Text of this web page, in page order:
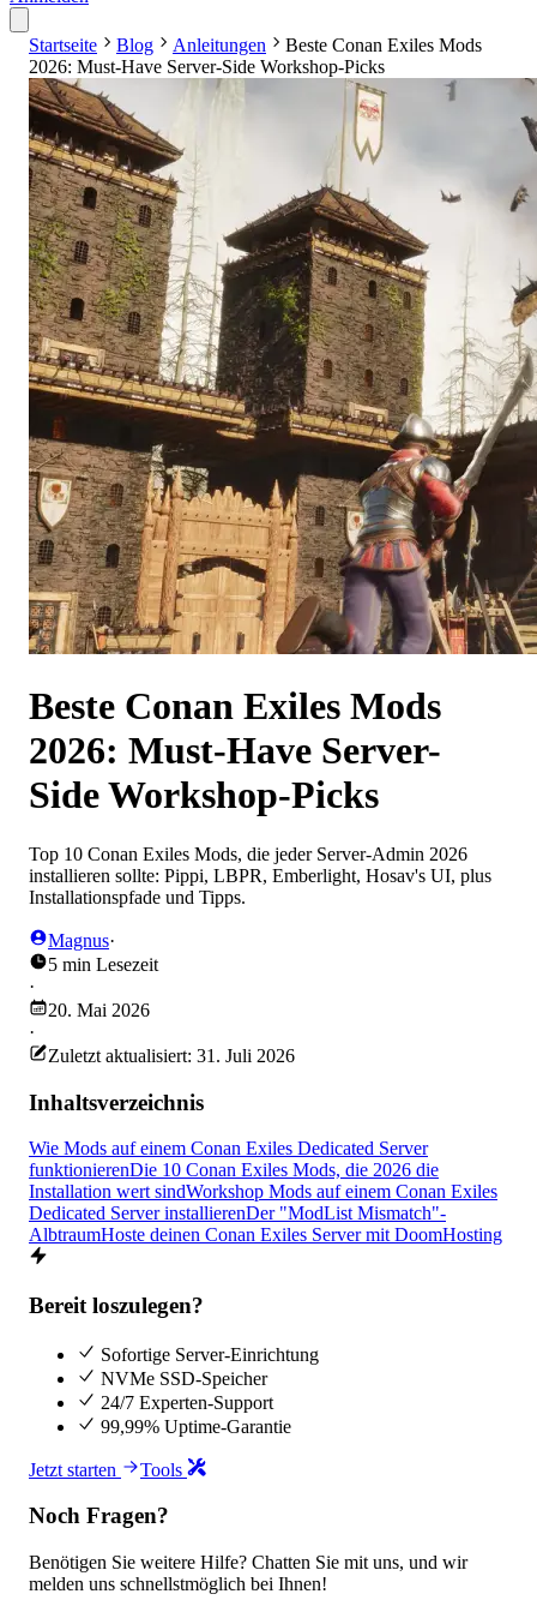
Startseite Blog Anleitungen
Beste Conan Exiles Mods
2026: Must-Have Server-Side Workshop-Picks
Beste Conan Exiles Mods
2026: Must-Have Server-
Side Workshop-Picks
Top 10 Conan Exiles Mods, die jeder Server-Admin 2026
installieren sollte: Pippi, LBPR, Emberlight, Hosav's UI, plus
Installationspfade und Tipps.
Magnus·
5 min Lesezeit
·
20. Mai 2026
·
Zuletzt aktualisiert: 31. Juli 2026
Inhaltsverzeichnis
Wie Mods auf einem Conan Exiles Dedicated Server
funktionierenDie 10 Conan Exiles Mods, die 2026 die
Installation wert sindWorkshop Mods auf einem Conan Exiles
Dedicated Server installierenDer "ModList Mismatch"-
AlbtraumHoste deinen Conan Exiles Server mit DoomHosting
Bereit loszulegen?
Sofortige Server-Einrichtung
NVMe SSD-Speicher
24/7 Experten-Support
99,99% Uptime-Garantie
Jetzt starten Tools
Noch Fragen?
Benötigen Sie weitere Hilfe? Chatten Sie mit uns, und wir
melden uns schnellstmöglich bei Ihnen!